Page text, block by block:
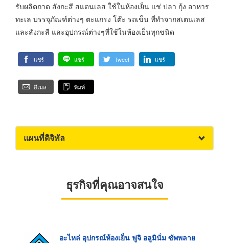
รับผลิตถาด สังกะสี สแตนเลส ใช้ในห้องเย็น แช่ ปลา กุ้ง อาหาร
ทะเล บรรจุภัณฑ์ต่างๆ ตะแกรง โต๊ะ รถเข็น ที่ทำจากสเตนเลส
และสังกะสี และอุปกรณ์ต่างๆที่ใช้ในห้องเย็นทุกชนิด
แชร์ แชร์ Tweet แชร์
อีเมล พิมพ์
แผนที่ดิจิทัล
ธุรกิจที่คุณอาจสนใจ
อะไหล่ อุปกรณ์ห้องเย็น ฟูจิ อลูมินั่ม ซัพพลาย